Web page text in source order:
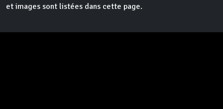
et images sont listées dans cette page.